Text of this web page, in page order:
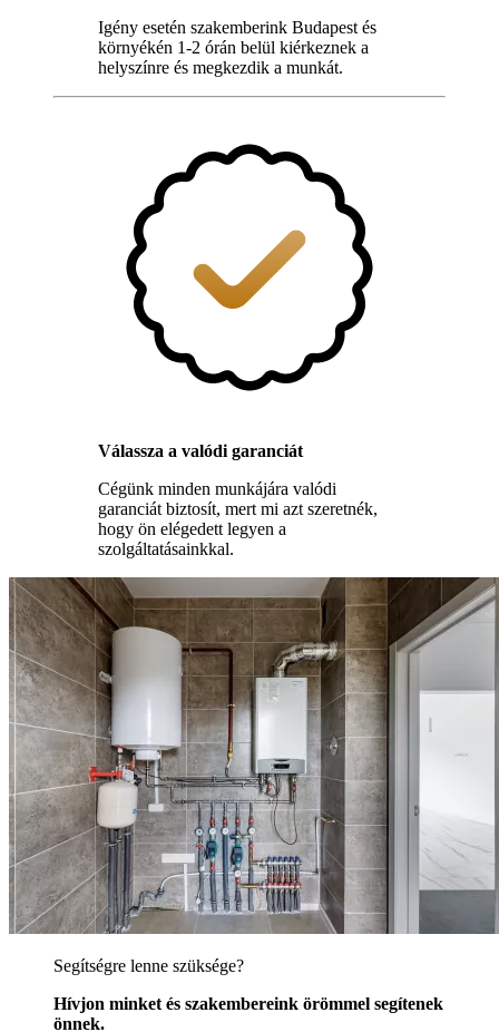
Igény esetén szakemberink Budapest és
környékén 1-2 órán belül kiérkeznek a
helyszínre és megkezdik a munkát.
Válassza a valódi garanciát
Cégünk minden munkájára valódi
garanciát biztosít, mert mi azt szeretnék,
hogy ön elégedett legyen a
szolgáltatásainkkal.
Segítségre lenne szüksége?
Hívjon minket és szakembereink örömmel segítenek
önnek.